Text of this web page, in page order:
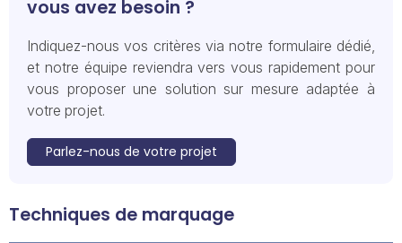
vous avez besoin ?
Indiquez-nous vos critères via notre formulaire dédié,
et notre équipe reviendra vers vous rapidement pour
vous proposer une solution sur mesure adaptée à
votre projet.
Parlez-nous de votre projet
Techniques de marquage